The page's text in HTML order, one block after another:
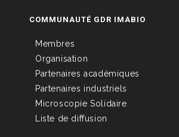
COMMUNAUTÉ GDR IMABIO
Membres
Organisation
Partenaires académiques
Partenaires industriels
Microscopie Solidaire
Liste de diffusion